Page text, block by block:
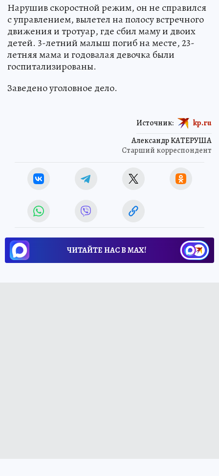
Нарушив скоростной режим, он не справился
с управлением, вылетел на полосу встречного
движения и тротуар, где сбил маму и двоих
детей. 3-летний малыш погиб на месте, 23-
летняя мама и годовалая девочка были
госпитализированы.
Заведено уголовное дело.
Александр КАТЕРУША
Старший корреспондент
Источник: kp.ru
ЧИТАЙТЕ НАС В МАХ!